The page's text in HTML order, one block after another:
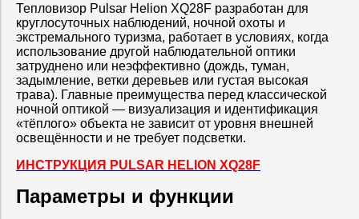
Тепловизор Pulsar Helion XQ28F разработан для
круглосуточных наблюдений, ночной охоты и
экстремального туризма, работает в условиях, когда
использование другой наблюдательной оптики
затруднено или неэффективно (дождь, туман,
задымление, ветки деревьев или густая высокая
трава). Главные преимущества перед классической
ночной оптикой — визуализация и идентификация
«тёплого» объекта не зависит от уровня внешней
освещённости и не требует подсветки.
ИНСТРУКЦИЯ PULSAR HELION XQ28F
Параметры и функции